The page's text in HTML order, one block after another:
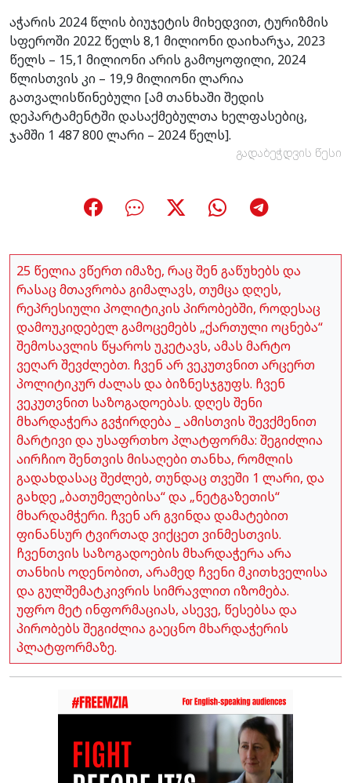
აჭარის 2024 წლის ბიუჯეტის მიხედვით, ტურიზმის
სფეროში 2022 წელს 8,1 მილიონი დაიხარჯა, 2023
წელს – 15,1 მილიონი არის გამოყოფილი, 2024
წლისთვის კი – 19,9 მილიონი ლარია
გათვალისწინებული [ამ თანხაში შედის
დეპარტამენტში დასაქმებულთა ხელფასებიც,
ჯამში 1 487 800 ლარი – 2024 წელს].
გადაბეჭდვის წესი
25 წელია ვწერთ იმაზე, რაც შენ გაწუხებს და
რასაც მთავრობა გიმალავს, თუმცა დღეს,
რეპრესიული პოლიტიკის პირობებში, როდესაც
დამოუკიდებელ გამოცემებს „ქართული ოცნება“
შემოსავლის წყაროს უკეტავს, ამას მარტო
ვეღარ შევძლებთ. ჩვენ არ ვეკუთვნით არცერთ
პოლიტიკურ ძალას და ბიზნესჯგუფს. ჩვენ
ვეკუთვნით საზოგადოებას. დღეს შენი
მხარდაჭერა გვჭირდება _ ამისთვის შევქმენით
მარტივი და უსაფრთხო პლატფორმა: შეგიძლია
აირჩიო შენთვის მისაღები თანხა, რომლის
გადახდასაც შეძლებ, თუნდაც თვეში 1 ლარი, და
გახდე „ბათუმელებისა“ და „ნეტგაზეთის“
მხარდამჭერი. ჩვენ არ გვინდა დამატებით
ფინანსურ ტვირთად ვიქცეთ ვინმესთვის.
ჩვენთვის საზოგადოების მხარდაჭერა არა
თანხის ოდენობით, არამედ ჩვენი მკითხველისა
და გულშემატკივრის სიმრავლით იზომება.
უფრო მეტ ინფორმაციას, ასევე, წესებსა და
პირობებს შეგიძლია გაეცნო მხარდაჭერის
პლატფორმაზე.